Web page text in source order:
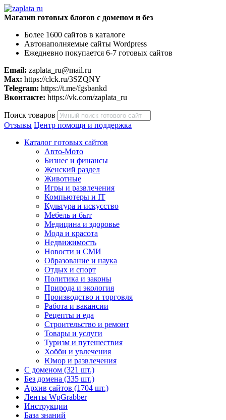
Магазин готовых блогов с доменом и без
Более 1600 сайтов в каталоге
Автонаполняемые сайты Wordpress
Ежедневно покупается 6-7 готовых сайтов
Email: zaplata_ru@mail.ru
Max: https://clck.ru/3SZQNY
Telegram: https://t.me/fgsbankd
Вконтакте: https://vk.com/zaplata_ru
Поиск товаров
Отзывы Центр помощи и поддержка
Каталог готовых сайтов
Авто-Мото
Бизнес и финансы
Женский раздел
Животные
Игры и развлечения
Компьютеры и IT
Культура и искусство
Мебель и быт
Медицина и здоровье
Мода и красота
Недвижимость
Новости и СМИ
Образование и наука
Отдых и спорт
Политика и законы
Природа и экология
Производство и торговля
Работа и вакансии
Рецепты и еда
Строительство и ремонт
Товары и услуги
Туризм и путешествия
Хобби и увлечения
Юмор и развлечения
С доменом (321 шт.)
Без домена (335 шт.)
Архив сайтов (1704 шт.)
Ленты WpGrabber
Инструкции
База знаний